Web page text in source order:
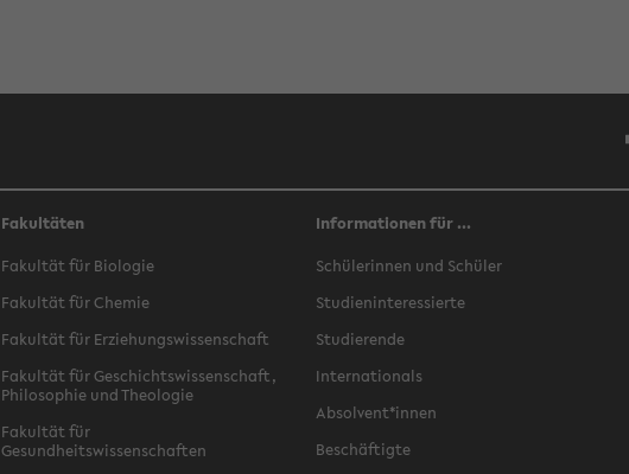
Fakultäten
Fakultät für Biologie
Fakultät für Chemie
Fakultät für Erziehungswissenschaft
Fakultät für Geschichtswissenschaft,
Philosophie und Theologie
Fakultät für
Gesundheitswissenschaften
Informationen für ...
Schülerinnen und Schüler
Studieninteressierte
Studierende
Internationals
Absolvent*innen
Beschäftigte